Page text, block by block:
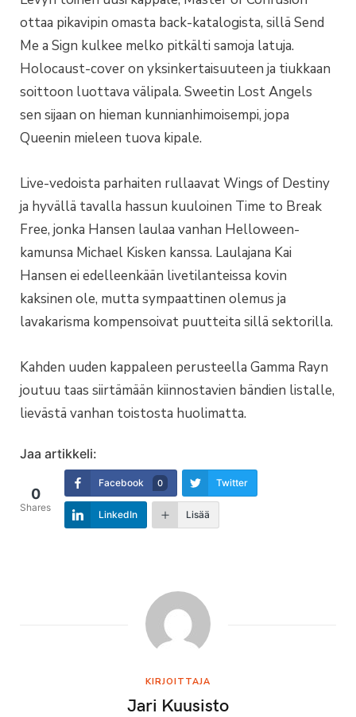
ottaa pikavipin omasta back-katalogista, sillä Send
Me a Sign kulkee melko pitkälti samoja latuja.
Holocaust-cover on yksinkertaisuuteen ja tiukkaan
soittoon luottava välipala. Sweetin Lost Angels
sen sijaan on hieman kunnianhimoisempi, jopa
Queenin mieleen tuova kipale.
Live-vedoista parhaiten rullaavat Wings of Destiny
ja hyvällä tavalla hassun kuuloinen Time to Break
Free, jonka Hansen laulaa vanhan Helloween-
kamunsa Michael Kisken kanssa. Laulajana Kai
Hansen ei edelleenkään livetilanteissa kovin
kaksinen ole, mutta sympaattinen olemus ja
lavakarisma kompensoivat puutteita sillä sektorilla.
Kahden uuden kappaleen perusteella Gamma Rayn
joutuu taas siirtämään kiinnostavien bändien listalle,
lievästä vanhan toistosta huolimatta.
Jaa artikkeli:
0
Shares
Facebook 0 Twitter
LinkedIn Lisää
KIRJOITTAJA
Jari Kuusisto